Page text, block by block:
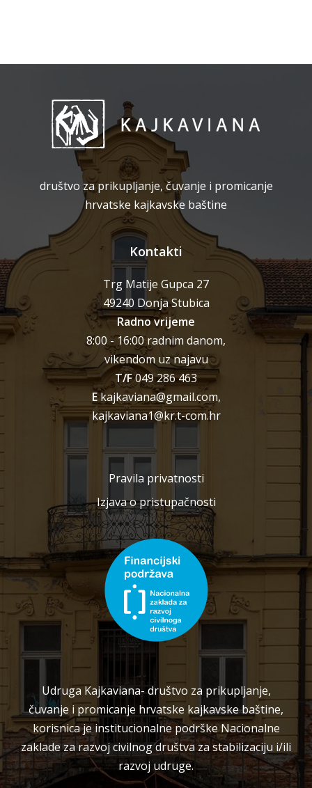
društvo za prikupljanje, čuvanje i promicanje
hrvatske kajkavske baštine
Kontakti
Trg Matije Gupca 27
49240 Donja Stubica
Radno vrijeme
8:00 - 16:00 radnim danom,
vikendom uz najavu
T/F049 286 463
Ekajkaviana@gmail.com,
kajkaviana1@kr.t-com.hr
Pravila privatnosti
Izjava o pristupačnosti
Udruga Kajkaviana- društvo za prikupljanje,
čuvanje i promicanje hrvatske kajkavske baštine,
korisnica je institucionalne podrške Nacionalne
zaklade za razvoj civilnog društva za stabilizaciju i/ili
razvoj udruge.